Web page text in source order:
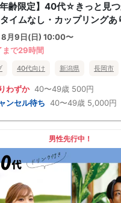
年齢限定】40代☆きっと見
イムなし・カップリングあ
8月9日(日) 10:00〜
まで29時間
40代向け 新潟県 長岡市
わずか 40〜49歳 500円
ンセル待ち 40〜49歳 5,000円
男性先行中！